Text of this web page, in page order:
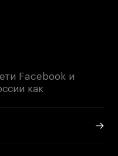
Facebook и
как